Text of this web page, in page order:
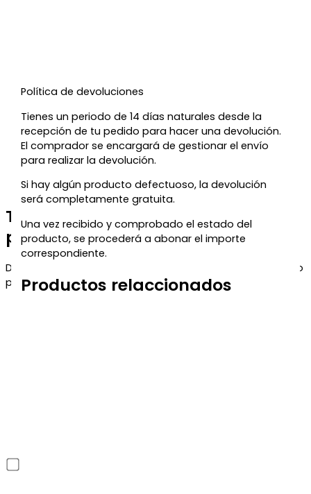
Política de devoluciones
Tienes un periodo de 14 días naturales desde la
recepción de tu pedido para hacer una devolución.
El comprador se encargará de gestionar el envío
para realizar la devolución.
Si hay algún producto defectuoso, la devolución
será completamente gratuita.
Una vez recibido y comprobado el estado del
producto, se procederá a abonar el importe
correspondiente.
Productos relaccionados
Te regalamos un 5% de descuento
para tu próxima compra
Déjanos tu correo y te enviaremos el código de descuento
para que puedas aprovecharlo en tu próximo pedido.